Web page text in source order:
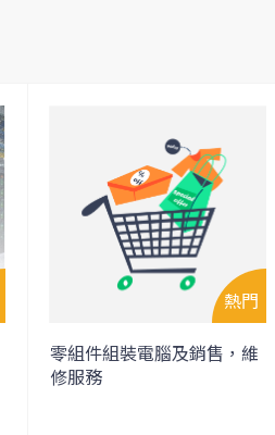
零組件組裝電腦及銷售，維
修服務